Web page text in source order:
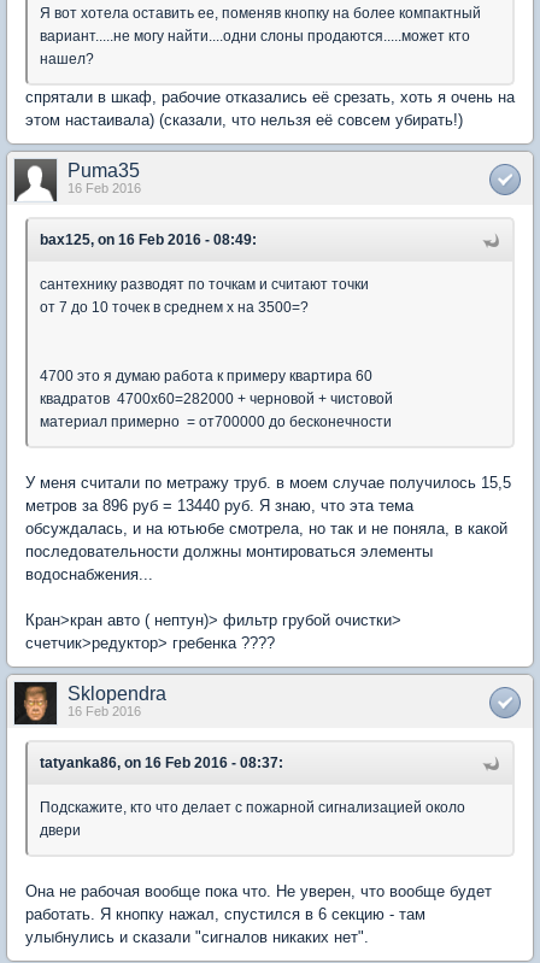
Я вот хотела оставить ее, поменяв кнопку на более компактный
вариант.....не могу найти....одни слоны продаются.....может кто
нашел?
спрятали в шкаф, рабочие отказались её срезать, хоть я очень на
этом настаивала) (сказали, что нельзя её совсем убирать!)
Puma35
16 Feb 2016
bax125, on 16 Feb 2016 - 08:49:
сантехнику разводят по точкам и считают точки
от 7 до 10 точек в среднем х на 3500=?
4700 это я думаю работа к примеру квартира 60
квадратов 4700х60=282000 + черновой + чистовой
материал примерно = от700000 до бесконечности
У меня считали по метражу труб. в моем случае получилось 15,5
метров за 896 руб = 13440 руб. Я знаю, что эта тема
обсуждалась, и на ютьюбе смотрела, но так и не поняла, в какой
последовательности должны монтироваться элементы
водоснабжения...
Кран>кран авто ( нептун)> фильтр грубой очистки>
счетчик>редуктор> гребенка ????
Sklopendra
16 Feb 2016
tatyanka86, on 16 Feb 2016 - 08:37:
Подскажите, кто что делает с пожарной сигнализацией около
двери
Она не рабочая вообще пока что. Не уверен, что вообще будет
работать. Я кнопку нажал, спустился в 6 секцию - там
улыбнулись и сказали "сигналов никаких нет".